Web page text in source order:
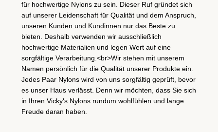
für hochwertige Nylons zu sein. Dieser Ruf gründet sich
auf unserer Leidenschaft für Qualität und dem Anspruch,
unseren Kunden und Kundinnen nur das Beste zu
bieten. Deshalb verwenden wir ausschließlich
hochwertige Materialien und legen Wert auf eine
sorgfältige Verarbeitung.<br>Wir stehen mit unserem
Namen persönlich für die Qualität unserer Produkte ein.
Jedes Paar Nylons wird von uns sorgfältig geprüft, bevor
es unser Haus verlässt. Denn wir möchten, dass Sie sich
in Ihren Vicky's Nylons rundum wohlfühlen und lange
Freude daran haben.